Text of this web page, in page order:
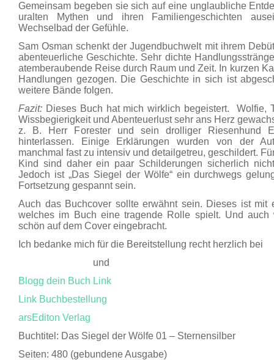
Gemeinsam begeben sie sich auf eine unglaubliche
uralten Mythen und ihren Familiengeschichten
Wechselbad der Gefühle.
Sam Osman schenkt der Jugendbuchwelt mit ihrem
abenteuerliche Geschichte. Sehr dichte
atemberaubende Reise durch Raum und Zeit. In kurzen
Handlungen gezogen. Die Geschichte in sich ist
weitere Bände folgen.
Fazit: Dieses Buch hat mich wirklich begeistert. Wolfie,
Wissbegierigkeit und Abenteuerlust sehr ans Herz
z. B. Herr Forester und sein drolliger Riesenhund
hinterlassen. Einige Erklärungen wurden von der
manchmal fast zu intensiv und detailgetreu, geschildert.
Kind sind daher ein paar Schilderungen sicherlich
Jedoch ist „Das Siegel der Wölfe“ ein durchwegs
Fortsetzung gespannt sein.
Auch das Buchcover sollte erwähnt sein. Dieses ist mit
welches im Buch eine tragende Rolle spielt. Und auch
schön auf dem Cover eingebracht.
Ich bedanke mich für die Bereitstellung recht herzlich bei
und
Blogg dein Buch Link
Link Buchbestellung
arsEditon Verlag
Buchtitel: Das Siegel der Wölfe 01 – Sternensilber
Seiten: 480 (gebundene Ausgabe)